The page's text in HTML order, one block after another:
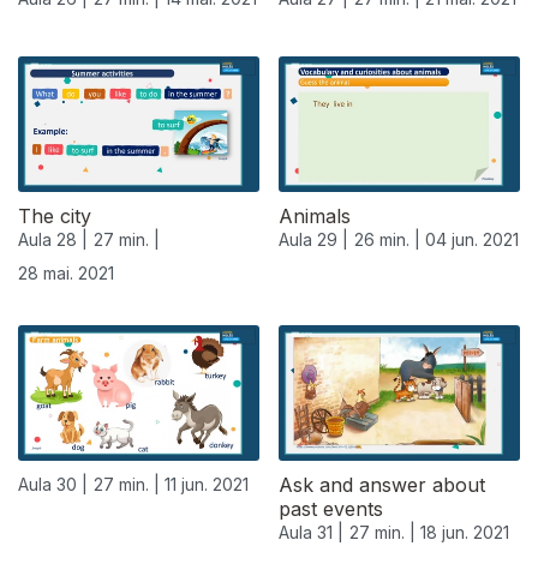
The city
Aula 28 |
27 min. |
28 mai. 2021
Animals
Aula 29 | 26 min. | 04 jun. 2021
Aula 30 | 27 min. | 11 jun. 2021
Ask and answer about
past events
Aula 31 | 27 min. | 18 jun. 2021